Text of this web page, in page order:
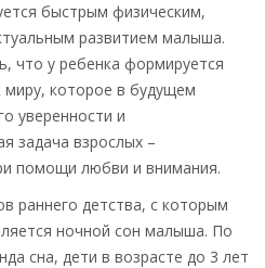
быстрым физическим,
развитием малыша.
что у ребенка формируется
миру, которое в будущем
уверенности и
задача взрослых –
помощи любви и внимания.
раннего детства, с которым
ночной сон малыша. По
сна, дети в возрасте до 3 лет